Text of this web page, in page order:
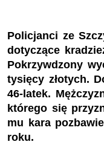
Policjanci ze
dotyczące
Pokrzywdzony
tysięcy złotych.
46-latek.
którego się
mu kara
roku.